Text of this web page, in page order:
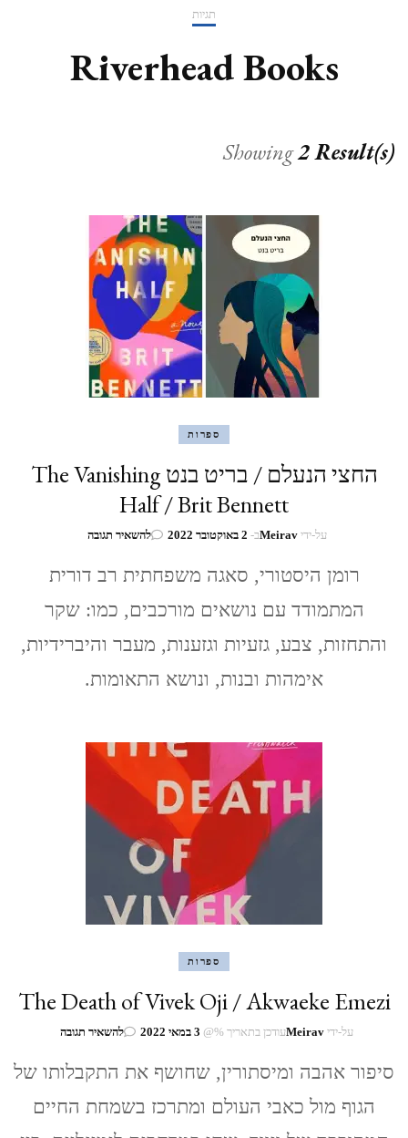
תגיות
Riverhead Books
Showing2 Result(s)
ספרות
החצי הנעלם / בריט בנט The Vanishing
Half / Brit Bennett
על-ידיMeiravב- 2 באוקטובר 2022 להשאיר תגובהבנושא
הנעלם
בריט
The
Half
רומן היסטורי, סאגה משפחתית רב דורית
המתמודד עם נושאים מורכבים, כמו: שקר
והתחזות, צבע, גזעיות וגזענות, מעבר והיברידיות,
אימהות ובנות, ונושא התאומות.
ספרות
The Death of Vivek Oji / Akwaeke Emezi
על-ידי Meiravעודכן בתאריך %@ 3 במאי 2022 להשאיר תגובהבנושא
Death
Vivek
סיפור אהבה ומיסתורין, שחושף את התקבלותו של
הגוף מול כאבי העולם ומתרכז בשמחת החיים